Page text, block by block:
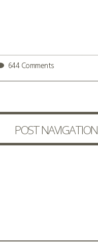
644 Comments
POST NAVIGATION